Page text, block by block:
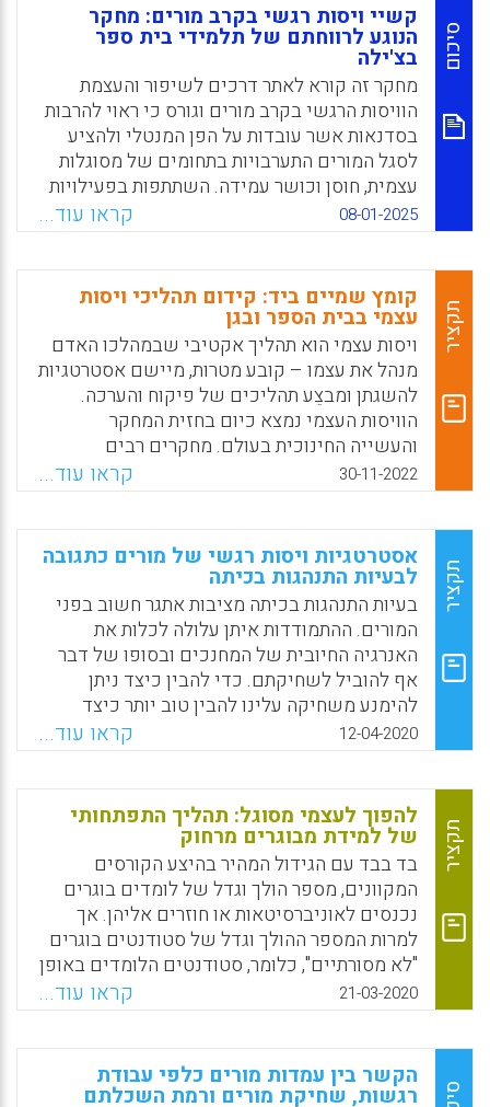
WhatsApp
Facebook
Email
X סיכום
קשיי ויסות רגשי בקרב מורים: מחקר
הנוגע לרווחתם של תלמידי בית ספר
בצ'ילה
מחקר זה קורא לאתר דרכים לשיפור והעצמת
הוויסות הרגשי בקרב מורים וגורס כי ראוי להרבות
בסדנאות אשר עובדות על הפן המנטלי ולהציע
לסגל המורים התערבויות בתחומים של מסוגלות
עצמית, חוסן וכושר עמידה. השתתפות בפעילויות
מסוג זה, או אפילו קריאת חומרים בנושא של
ויסות רגשי, יכולה לעורר את מודעותם לתופעה,
להרחיב את מידת הגמישות והסתגלנות שלהם,
לחדד את יכולתם לניהול משברים ולפתרון בעיות,
להציב בפניהם יעדים חדשים, להיטיב עם
בריאותם הנפשית ולחזק את כוח ההוראה.
WhatsApp
Facebook
Email
X
08-01-2025 קראו עוד...
תקציר
קומץ שמיים ביד: קידום תהליכי ויסות
עצמי בבית הספר ובגן
ויסות עצמי הוא תהליך אקטיבי שבמהלכו האדם
מנהל את עצמו – קובע מטרות, מיישם אסטרטגיות
להשגתן ומבצֵע תהליכים של פיקוח והערכה.
הוויסות העצמי נמצא כיום בחזית המחקר
והעשייה החינוכית בעולם. מחקרים רבים
מתארים את חשיבותם של תהליכי ויסות עצמי
להתפתחות הקוגניטיבית, הרגשית והחברתית של
ילדים ומבוגרים ולשיפור איכות חייהם. במערכת
החינוך הוא מאפשר להעמיד את הלומדים ואת
אנשי הצוות במרכז העשייה, להגביר את
האוטונומיה שלהם ולחזק את יכולתם לפעול תוך
כדי ביטוי מלא של אישיותם.
WhatsApp
Facebook
Email
X
30-11-2022 קראו עוד...
תקציר
אסטרטגיות ויסות רגשי של מורים כתגובה
לבעיות התנהגות בכיתה
בעיות התנהגות בכיתה מציבות אתגר חשוב בפני
המורים. ההתמודדות איתן עלולה לכלות את
האנרגיה החיובית של המחנכים ובסופו של דבר
אף להוביל לשחיקתם. כדי להבין כיצד ניתן
להימנע משחיקה עלינו להבין טוב יותר כיצד
מווסתים מורים את תגובותיהם הרגשיות לנוכח
התנהגות בעייתית בכיתה, וכיצד אסטרטגיות ויסות
אלה משפיעות על חוויותיהם הרגשיות. המחקר
הנוכחי בדק בשני אופנים שונים שתי סוגיות
אלה: כיצד מורים מווסתים את רגשותיהם לנוכח
בעיות משמעת והתנהגות בעייתית של תלמידים
בכיתה ומהן ההשלכות הרגשיות של ויסות זה על
המורים עצמם.
WhatsApp
Facebook
Email
X
12-04-2020 קראו עוד...
תקציר
להפוך לעצמי מסוגל: תהליך התפתחותי
של למידת מבוגרים מרחוק
בד בבד עם הגידול המהיר בהיצע הקורסים
המקוונים, מספר הולך וגדל של לומדים בוגרים
נכנסים לאוניברסיטאות או חוזרים אליהן. אך
למרות המספר ההולך וגדל של סטודנטים בוגרים
"לא מסורתיים", כלומר, סטודנטים הלומדים באופן
מקוון, מעט ידוע על התהליכים הדינמיים של
למידה מרחוק בקרב מבוגרים. סטודנטים אלה
תולים תקווה בלימודים, ונאבקים באמצעותם על
הזכות לפתח את יכולת הלמידה שלהם, לאזן את
החיים ואת הלימודים ולהפוך ללומדים עצמאיים
21-03-2020 קראו עוד...
הקשר בין עמדות מורים כלפי עבודת
רגשות, שחיקת מורים ורמת השכלתם